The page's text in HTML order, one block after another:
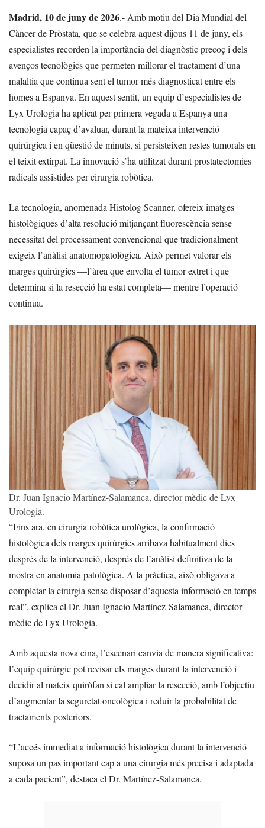
Madrid, 10 de juny de 2026.- Amb motiu del Dia Mundial del
Càncer de Pròstata, que se celebra aquest dijous 11 de juny, els
especialistes recorden la importància del diagnòstic precoç i dels
avenços tecnològics que permeten millorar el tractament d’una
malaltia que continua sent el tumor més diagnosticat entre els
homes a Espanya. En aquest sentit, un equip d’especialistes de
Lyx Urologia ha aplicat per primera vegada a Espanya una
tecnologia capaç d’avaluar, durant la mateixa intervenció
quirúrgica i en qüestió de minuts, si persisteixen restes tumorals en
el teixit extirpat. La innovació s’ha utilitzat durant prostatectomies
radicals assistides per cirurgia robòtica.
La tecnologia, anomenada Histolog Scanner, ofereix imatges
histològiques d’alta resolució mitjançant fluorescència sense
necessitat del processament convencional que tradicionalment
exigeix l’anàlisi anatomopatològica. Això permet valorar els
marges quirúrgics —l’àrea que envolta el tumor extret i que
determina si la resecció ha estat completa— mentre l’operació
continua.
Dr. Juan Ignacio Martínez-Salamanca, director mèdic de Lyx
Urologia.
“Fins ara, en cirurgia robòtica urològica, la confirmació
histològica dels marges quirúrgics arribava habitualment dies
després de la intervenció, després de l’anàlisi definitiva de la
mostra en anatomia patològica. A la pràctica, això obligava a
completar la cirurgia sense disposar d’aquesta informació en temps
real”, explica el Dr. Juan Ignacio Martínez-Salamanca, director
mèdic de Lyx Urologia.
Amb aquesta nova eina, l’escenari canvia de manera significativa:
l’equip quirúrgic pot revisar els marges durant la intervenció i
decidir al mateix quiròfan si cal ampliar la resecció, amb l’objectiu
d’augmentar la seguretat oncològica i reduir la probabilitat de
tractaments posteriors.
“L’accés immediat a informació histològica durant la intervenció
suposa un pas important cap a una cirurgia més precisa i adaptada
a cada pacient”, destaca el Dr. Martínez-Salamanca.